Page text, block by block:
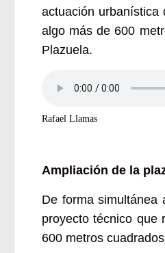
actuación urbanística
algo más de 600
Plazuela.
Rafael Llamas
Ampliación de la
De forma simultánea
proyecto técnico
600 metros